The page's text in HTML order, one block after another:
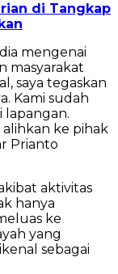
di Tangkap
mengenai
masyarakat
saya tegaskan
Kami sudah
ke pihak
Prianto
aktivitas
hanya
ke
yang
sebagai